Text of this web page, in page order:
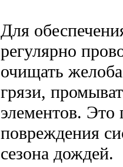
Для
регулярно
очищать
грязи,
элементов. Это
повреждения
сезона дождей.